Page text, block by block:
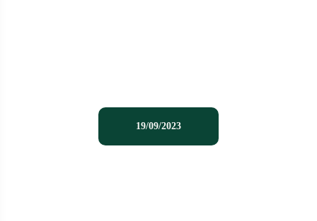
19/09/2023